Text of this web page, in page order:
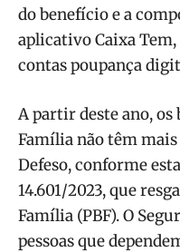
do benefício e a
aplicativo Caixa
contas poupança
A partir deste ano,
Família não têm
Defeso, conforme
14.601/2023, que
Família (PBF). O
pessoas que